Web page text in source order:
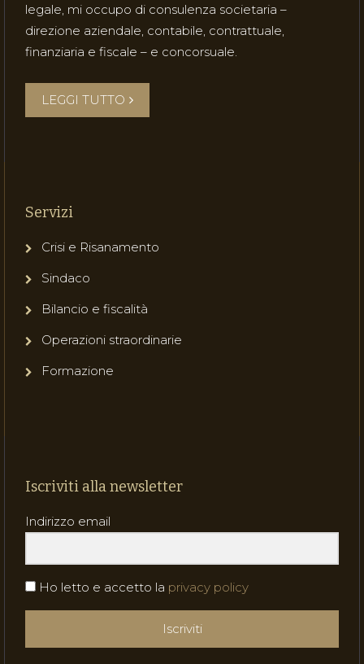
legale, mi occupo di consulenza societaria –
direzione aziendale, contabile, contrattuale,
finanziaria e fiscale – e concorsuale.
LEGGI TUTTO
Servizi
Crisi e Risanamento
Sindaco
Bilancio e fiscalità
Operazioni straordinarie
Formazione
Iscriviti alla newsletter
Indirizzo email
Ho letto e accetto la privacy policy
Iscriviti